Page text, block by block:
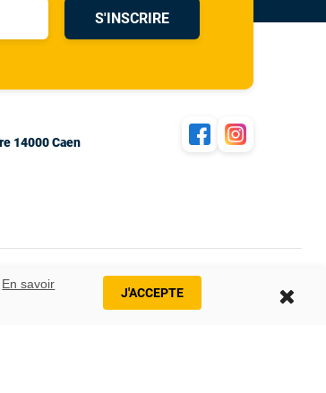
S'INSCRIRE
14000 Caen
En savoir
J'ACCEPTE